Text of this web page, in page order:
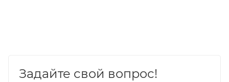
Задайте свой вопрос!